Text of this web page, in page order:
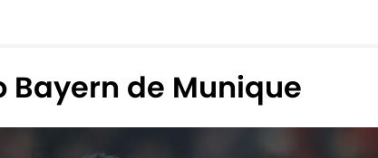
Bayern de Munique